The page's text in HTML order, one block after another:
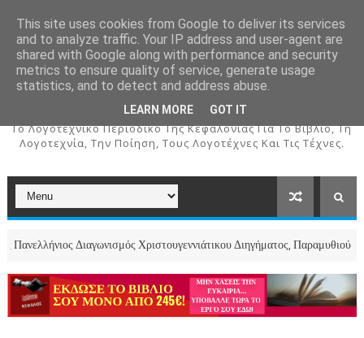
ΚΕΦΑΛΟΣ
To Λογοτεχνικό Περιοδικό Της Κεφαλονιάς Για Το Βιβλίο, Τη
Λογοτεχνία, Την Ποίηση, Τους Λογοτέχνες Και Τις Τέχνες.
Διαγωνισμός Χριστουγεννιάτικου Διηγήματος, Παραμυθιού και
This site uses cookies from Google to deliver its services
and to analyze traffic. Your IP address and user-agent are
shared with Google along with performance and security
metrics to ensure quality of service, generate usage
statistics, and to detect and address abuse.
LEARN MORE GOT IT